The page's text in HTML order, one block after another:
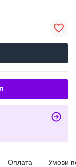
Оплата Умови